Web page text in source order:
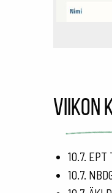
Viikon
10.7.
10.7.